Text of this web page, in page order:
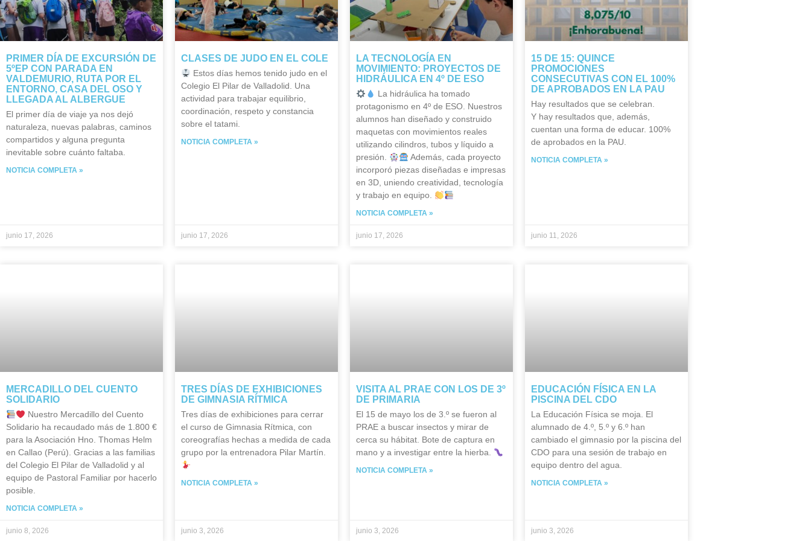
PRIMER DÍA DE EXCURSIÓN DE
5ºEP CON PARADA EN
VALDEMURIO, RUTA POR EL
ENTORNO, CASA DEL OSO Y
LLEGADA AL ALBERGUE
El primer día de viaje ya nos dejó
naturaleza, nuevas palabras, caminos
compartidos y alguna pregunta
inevitable sobre cuánto faltaba.
NOTICIA COMPLETA »
junio 17, 2026
CLASES DE JUDO EN EL COLE
Estos días hemos tenido judo en el
Colegio El Pilar de Valladolid. Una
actividad para trabajar equilibrio,
coordinación, respeto y constancia
sobre el tatami.
NOTICIA COMPLETA »
junio 17, 2026
LA TECNOLOGÍA EN
MOVIMIENTO: PROYECTOS DE
HIDRÁULICA EN 4º DE ESO
La hidráulica ha tomado
protagonismo en 4º de ESO. Nuestros
alumnos han diseñado y construido
maquetas con movimientos reales
utilizando cilindros, tubos y líquido a
presión.
Además, cada proyecto
incorporó piezas diseñadas e impresas
en 3D, uniendo creatividad, tecnología
y trabajo en equipo.
NOTICIA COMPLETA »
junio 17, 2026
15 DE 15: QUINCE
PROMOCIONES
CONSECUTIVAS CON EL 100%
DE APROBADOS EN LA PAU
Hay resultados que se celebran.
Y hay resultados que, además,
cuentan una forma de educar. 100%
de aprobados en la PAU.
NOTICIA COMPLETA »
junio 11, 2026
MERCADILLO DEL CUENTO
SOLIDARIO
Nuestro Mercadillo del Cuento
Solidario ha recaudado más de 1.800 €
para la Asociación Hno. Thomas Helm
en Callao (Perú). Gracias a las familias
del Colegio El Pilar de Valladolid y al
equipo de Pastoral Familiar por hacerlo
posible.
NOTICIA COMPLETA »
junio 8, 2026
TRES DÍAS DE EXHIBICIONES
DE GIMNASIA RÍTMICA
Tres días de exhibiciones para cerrar
el curso de Gimnasia Rítmica, con
coreografías hechas a medida de cada
grupo por la entrenadora Pilar Martín.
NOTICIA COMPLETA »
junio 3, 2026
VISITA AL PRAE CON LOS DE 3º
DE PRIMARIA
El 15 de mayo los de 3.º se fueron al
PRAE a buscar insectos y mirar de
cerca su hábitat. Bote de captura en
mano y a investigar entre la hierba.
NOTICIA COMPLETA »
junio 3, 2026
EDUCACIÓN FÍSICA EN LA
PISCINA DEL CDO
La Educación Física se moja. El
alumnado de 4.º, 5.º y 6.º han
cambiado el gimnasio por la piscina del
CDO para una sesión de trabajo en
equipo dentro del agua.
NOTICIA COMPLETA »
junio 3, 2026